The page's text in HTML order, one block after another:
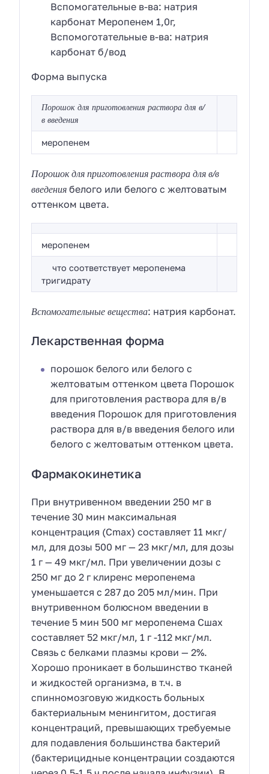
Вспомогательные в-ва: натрия
карбонат Меропенем 1,0г,
Вспомоготательные в-ва: натрия
карбонат б/вод
Форма выпуска
Порошок для приготовления раствора для в/
в введения
меропенем
Порошок для приготовления раствора для в/в
введения белого или белого с желтоватым
оттенком цвета.
меропенем
что соответствует меропенема
тригидрату
Вспомогательные вещества: натрия карбонат.
Лекарственная форма
порошок белого или белого с
желтоватым оттенком цвета Порошок
для приготовления раствора для в/в
введения Порошок для приготовления
раствора для в/в введения белого или
белого с желтоватым оттенком цвета.
Фармакокинетика
При внутривенном введении 250 мг в
течение 30 мин максимальная
концентрация (Сmах) составляет 11 мкг/
мл, для дозы 500 мг — 23 мкг/мл, для дозы
1 г — 49 мкг/мл. При увеличении дозы с
250 мг до 2 г клиренс меропенема
уменьшается с 287 до 205 мл/мин. При
внутривенном болюсном введении в
течение 5 мин 500 мг меропенема Сшах
составляет 52 мкг/мл, 1 г -112 мкг/мл.
Связь с белками плазмы крови — 2%.
Хорошо проникает в большинство тканей
и жидкостей организма, в т.ч. в
спинномозговую жидкость больных
бактериальным менингитом, достигая
концентраций, превышающих требуемые
для подавления большинства бактерий
(бактерицидные концентрации создаются